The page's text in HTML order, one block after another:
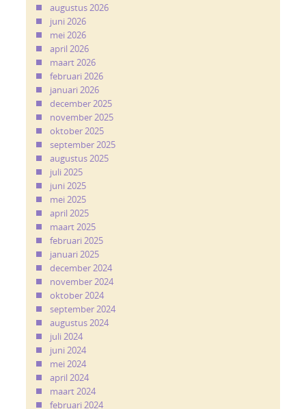
augustus 2026
juni 2026
mei 2026
april 2026
maart 2026
februari 2026
januari 2026
december 2025
november 2025
oktober 2025
september 2025
augustus 2025
juli 2025
juni 2025
mei 2025
april 2025
maart 2025
februari 2025
januari 2025
december 2024
november 2024
oktober 2024
september 2024
augustus 2024
juli 2024
juni 2024
mei 2024
april 2024
maart 2024
februari 2024